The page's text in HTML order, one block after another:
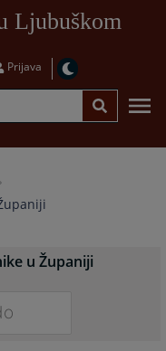
Ljubuškom
Prijava
u Županiji